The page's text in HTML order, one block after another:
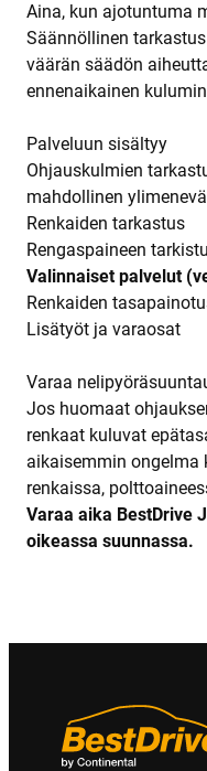
Aina, kun ajotuntuma
Säännöllinen
väärän säädön
ennenaikainen
Palveluun sisältyy
Ohjauskulmien
mahdollinen
Renkaiden tarkastus
Rengaspaineen
Valinnaiset palvelut
Renkaiden
Lisätyöt ja varaosat
Varaa
Jos huomaat
renkaat kuluvat
aikaisemmin ongelma
renkaissa,
Varaa aika BestDrive
oikeassa suunnassa.